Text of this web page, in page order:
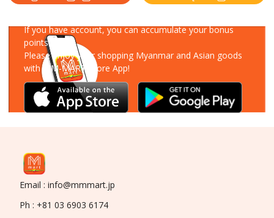
If you have account, you can accumulate your bonus
points!
Please enjoy your shopping Myanmar and Asian goods
with MM-MART Store App!
Email : info@mmmart.jp
Ph : +81 03 6903 6174